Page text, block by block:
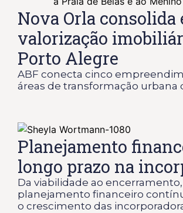
Nova Orla consolida
valorização
Porto Alegre
ABF conecta cinco
áreas de transformação urbana
Planejamento
longo prazo na
Da viabilidade ao
planejamento financeiro
o crescimento das